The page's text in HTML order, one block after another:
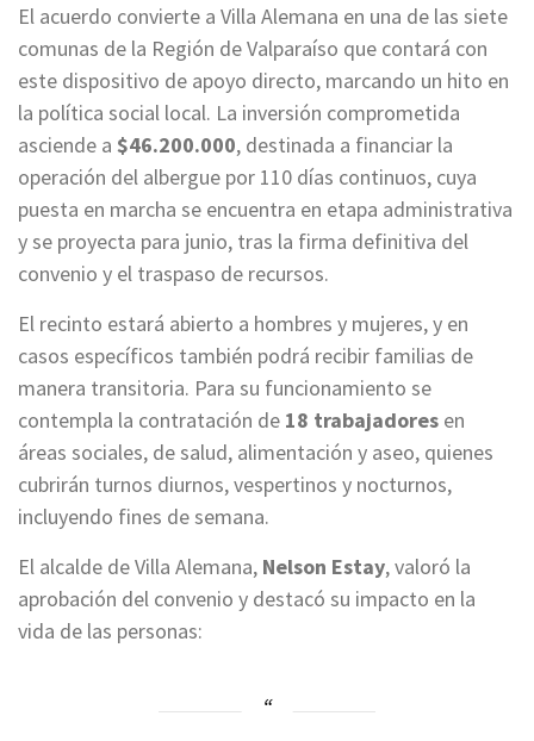
El acuerdo convierte a Villa Alemana en una de las siete
comunas de la Región de Valparaíso que contará con
este dispositivo de apoyo directo, marcando un hito en
la política social local. La inversión comprometida
asciende a $46.200.000, destinada a financiar la
operación del albergue por 110 días continuos, cuya
puesta en marcha se encuentra en etapa administrativa
y se proyecta para junio, tras la firma definitiva del
convenio y el traspaso de recursos.
El recinto estará abierto a hombres y mujeres, y en
casos específicos también podrá recibir familias de
manera transitoria. Para su funcionamiento se
contempla la contratación de 18 trabajadores en
áreas sociales, de salud, alimentación y aseo, quienes
cubrirán turnos diurnos, vespertinos y nocturnos,
incluyendo fines de semana.
El alcalde de Villa Alemana, Nelson Estay, valoró la
aprobación del convenio y destacó su impacto en la
vida de las personas: